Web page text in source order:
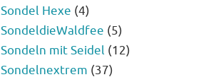
Sondel Hexe (4)
SondeldieWaldfee (5)
Sondeln mit Seidel (12)
Sondelnextrem (37)